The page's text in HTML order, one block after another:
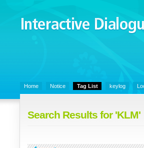
Interactive
PR 2.0
Home Notice Tag List keylog
Search Results for 'KLM'